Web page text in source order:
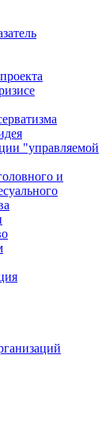
"управляемой
и